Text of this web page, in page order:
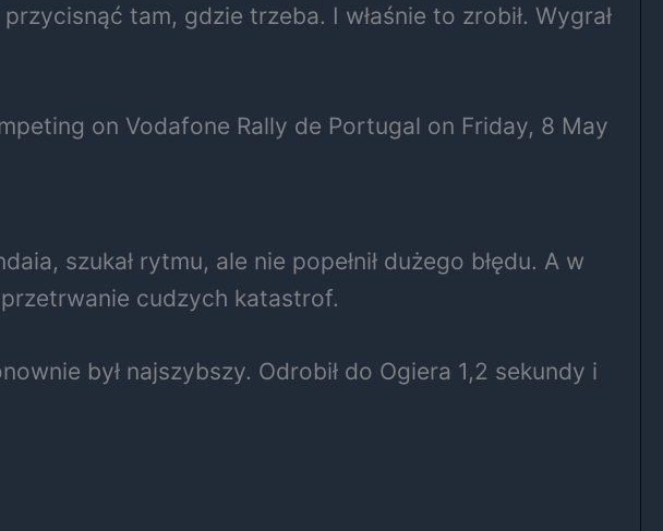
tam, gdzie trzeba. I właśnie to zrobił. Wygrał
on Vodafone Rally de Portugal on Friday, 8 May
szukał rytmu, ale nie popełnił dużego błędu. A w
cudzych katastrof.
był najszybszy. Odrobił do Ogiera 1,2 sekundy i